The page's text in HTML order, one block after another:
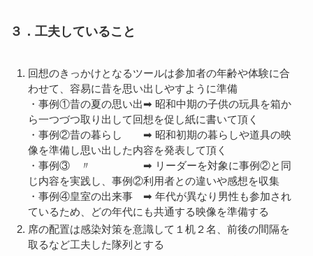
３．工夫していること
回想のきっかけとなるツールは参加者の年齢や体験に合
わせて、容易に昔を思い出しやすように準備
・事例①昔の夏の思い出➡ 昭和中期の子供の玩具を箱か
ら一つづつ取り出して回想を促し紙に書いて頂く
・事例②昔の暮らし ➡ 昭和初期の暮らしや道具の映
像を準備し思い出した内容を発表して頂く
・事例③ 〃 ➡ リーダーを対象に事例②と同
じ内容を実践し、事例②利用者との違いや感想を収集
・事例④皇室の出来事 ➡ 年代が異なり男性も参加され
ているため、どの年代にも共通する映像を準備する
席の配置は感染対策を意識して１机２名、前後の間隔を
取るなど工夫した隊列とする